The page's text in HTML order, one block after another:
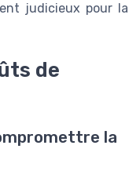
judicieux pour la
de
la